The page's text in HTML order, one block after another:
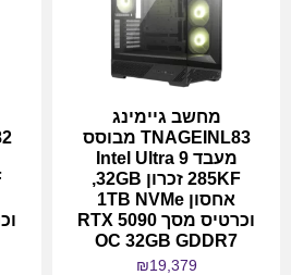
מחשב גיימינג
TNAGEINL83 מבוסס
מעבד Intel Ultra 9
285KF זכרון 32GB,
אחסון 1TB NVMe
וכרטיס מסך RTX 5090
OC 32GB GDDR7
₪19,379